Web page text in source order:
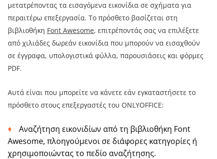
μετατρέποντας τα εισαγόμενα εικονίδια σε σχήματα για
περαιτέρω επεξεργασία. Το πρόσθετο βασίζεται στη
βιβλιοθήκη Font Awesome, επιτρέποντάς σας να επιλέξετε
από χιλιάδες δωρεάν εικονίδια που μπορούν να εισαχθούν
σε έγγραφα, υπολογιστικά φύλλα, παρουσιάσεις και φόρμες
PDF.
Αυτά είναι που μπορείτε να κάνετε εάν εγκαταστήσετε το
πρόσθετο στους επεξεργαστές του ONLYOFFICE:
Αναζήτηση εικονιδίων από τη βιβλιοθήκη Font
Awesome, πλοηγούμενοι σε διάφορες κατηγορίες ή
χρησιμοποιώντας το πεδίο αναζήτησης.